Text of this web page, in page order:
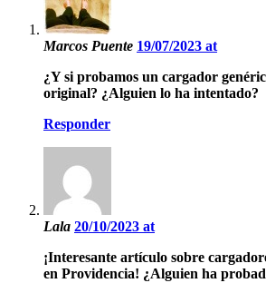
Marcos Puente 19/07/2023 at
¿Y si probamos un cargador
original? ¿Alguien lo ha intentado?
Responder
Lala 20/10/2023 at
¡Interesante artículo sobre
en Providencia! ¿Alguien ha